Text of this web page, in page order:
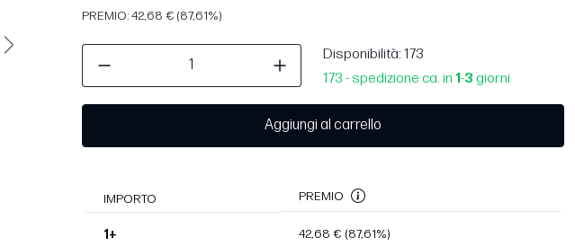
Avanti
PREMIO: 42,68 € (87,61%)
Disponibilità: 173
173 - spedizione ca. in 1-3 giorni
Aggiungi al carrello
IMPORTO PREMIO
1+ 42,68 € (87,61%)